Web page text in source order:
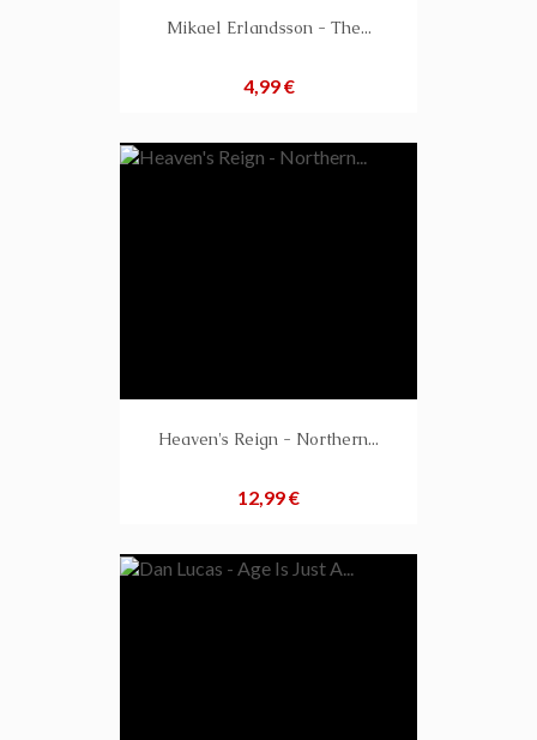
Mikael Erlandsson - The...
Preis
4,99 €
Heaven's Reign - Northern...
Preis
12,99 €